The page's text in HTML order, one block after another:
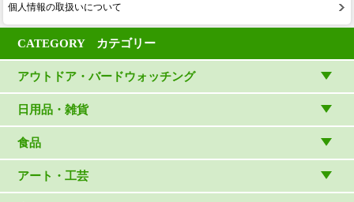
個人情報の取扱いについて
CATEGORY カテゴリー
アウトドア・バードウォッチング
アウトドアウェア
アウトドア雑貨
バードウォッチング用品
日用品・雑貨
リビング・キッチン・ファッション
ゲーム・ホビー・文具
食品
食品
アート・工芸